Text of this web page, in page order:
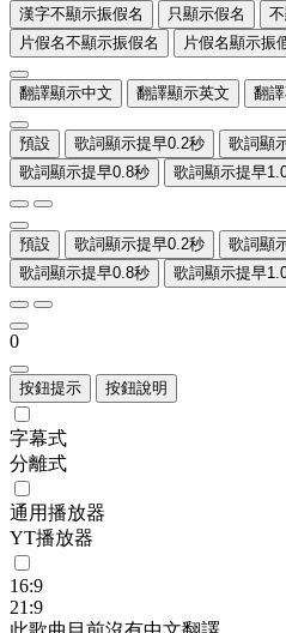
漢字不顯示振假名
只顯示假名
片假名不顯示振假名
片假名顯示振
翻譯顯示中文 翻譯顯示英文 翻
預設 歌詞顯示提早0.2秒 歌詞顯
歌詞顯示提早0.8秒
歌詞顯示提早
預設 歌詞顯示提早0.2秒 歌詞顯
歌詞顯示提早0.8秒
歌詞顯示提早
0
按鈕提示 按鈕說明
字幕式
分離式
通用播放器
YT播放器
16:9
21:9